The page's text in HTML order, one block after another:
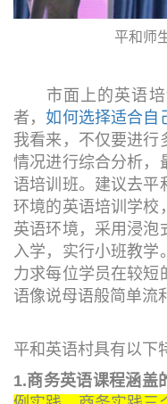
平和师
市面上的英语
者，如何选择适合自
我看来，不仅要进行
情况进行综合分析，
语培训班。建议去平
环境的英语培训学校
英语环境，采用浸泡
入学，实行小班教学
力求每位学员在较短
语像说母语般简单流
平和英语村具有以下
1.商务英语课程涵盖